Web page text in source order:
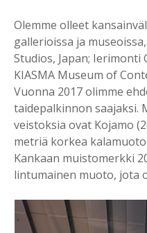
Olemme olleet
gallerioissa ja
Studios, Japan; Ierimonti
KIASMA Museum of
Vuonna 2017 olimme
taidepalkinnon saajaksi.
veistoksia ovat Kojamo
metriä korkea
Kankaan muistomerkki
lintumainen muoto, jota